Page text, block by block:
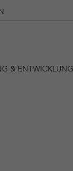
& ENTWICKLUNG